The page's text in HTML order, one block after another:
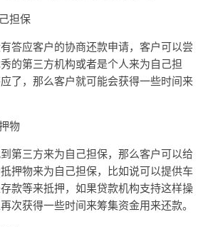
担保
答应客户的协商还款申请，客户可以尝
的第三方机构或者是个人来为自己担
了，那么客户就可能会获得一些时间来
物
第三方来为自己担保，那么客户可以给
押物来为自己担保，比如说可以提供车
款等来抵押，如果贷款机构支持这样操
次获得一些时间来筹集资金用来还款。